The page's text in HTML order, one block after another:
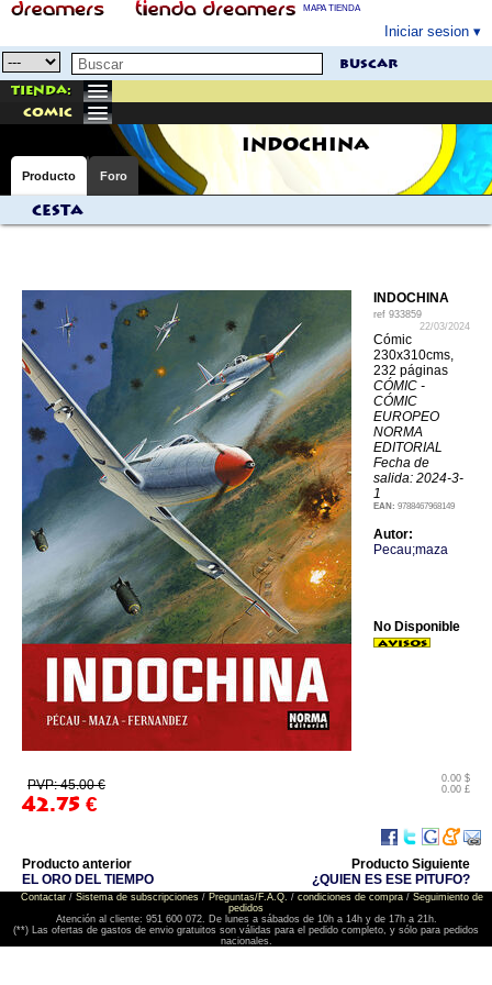
MAPA TIENDA
Iniciar sesion
buscar
Tienda:
comic
INDOCHINA
Producto Foro
Cesta
INDOCHINA
ref 933859
22/03/2024
Cómic
230x310cms,
232 páginas
CÓMIC -
CÓMIC
EUROPEO
NORMA
EDITORIAL
Fecha de
salida: 2024-3-
1
EAN: 9788467968149
Autor:
Pecau;maza
PVP: 45.00 €
42.75 €
0.00 $
0.00 £
No Disponible
Producto anterior
EL ORO DEL TIEMPO
Producto Siguiente
¿QUIEN ES ESE PITUFO?
Contactar/ Sistema de subscripciones/ Preguntas/F.A.Q. / condiciones de compra/ Seguimiento de
pedidos
Atención al cliente: 951 600 072. De lunes a sábados de 10h a 14h y de 17h a 21h.
(**) Las ofertas de gastos de envio gratuitos son válidas para el pedido completo, y sólo para pedidos
nacionales.